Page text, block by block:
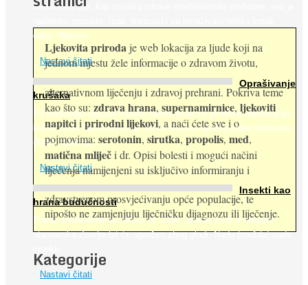
Maslinovo ulje, kao osnova zdrave mediteranske prehrane, već je
dalje. Njihovo ...
Nastavi čitati
Oprašivanje
krušaka
Pri podizanju nasada kruške zanemaruje se problem oprašivanja
kukcima jer vlada uvjerenje da će krušku oprašiti pčele medarice
(Apis mellifera). ...
Nastavi čitati
Insekti kao
hrana budućnosti
Prema predviđanjima FAO-a do 2050. godine život 9 milijardi
stanovnika Zemlje bit će ugrožen zbog gladi. Nadu (možda) nude
Nastavi čitati
Ljekovita priroda je web lokacija za ljude koji na
jednom mjestu žele informacije o zdravom životu,
alternativnom liječenju i zdravoj prehrani. Pokriva teme
kao što su: zdrava hrana, supernamirnice, ljekoviti
napitciiprirodni lijekovi, a naći ćete sve i o
pojmovima: serotonin, sirutka, propolis, med,
matična mliječi dr. Opisi bolesti i mogući načini
liječenja namijenjeni su isključivo informiranju i
zdravstvenom prosvjećivanju opće populacije, te
nipošto ne zamjenjuju liječničku dijagnozu ili liječenje.
Kategorije